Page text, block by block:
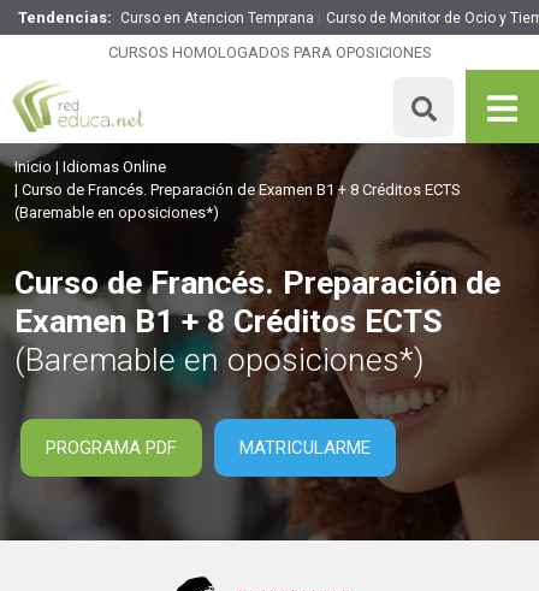
Tendencias: Curso en Atencion Temprana Curso de Monitor de Ocio y
CURSOS HOMOLOGADOS PARA OPOSICIONES
Curso de Francés. Preparación de Examen B1 + 8 Créditos
200 H
Inicio
Idiomas Online
Curso de Francés. Preparación de Examen B1 + 8 Créditos ECTS
(Baremable en oposiciones*)
Curso de Francés. Preparación de
Examen B1 + 8 Créditos ECTS
(Baremable en oposiciones*)
PROGRAMA PDF MATRICULARME